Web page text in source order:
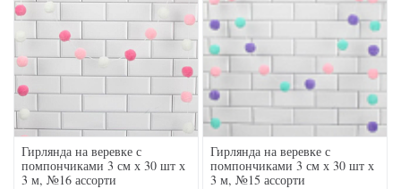
Гирлянда на веревке с
помпончиками 3 см х 30 шт х
3 м, №16 ассорти
Гирлянда на веревке с
помпончиками 3 см х 30 шт х
3 м, №15 ассорти